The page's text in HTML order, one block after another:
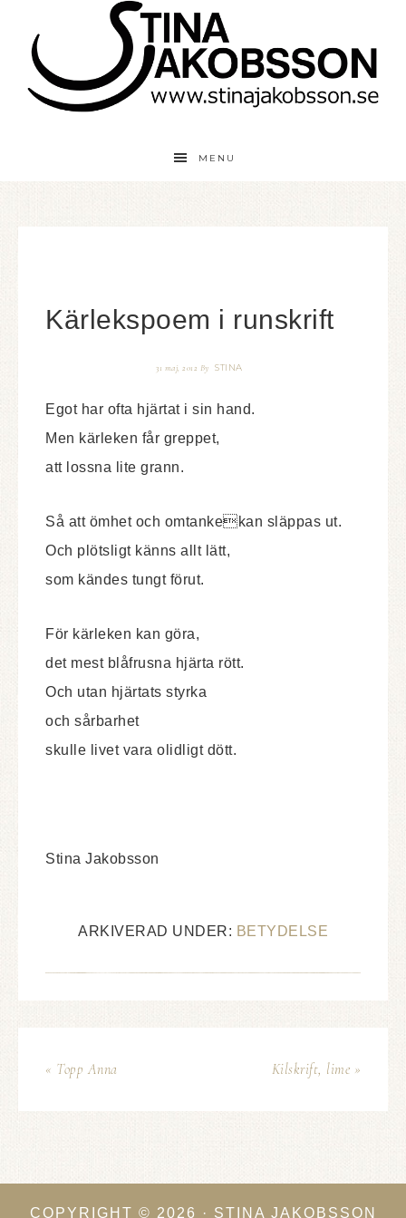
MENU
Kärlekspoem i runskrift
31 maj, 2012 By STINA
Egot har ofta hjärtat i sin hand.
Men kärleken får greppet,
att lossna lite grann.
Så att ömhet och omtankekan släppas ut.
Och plötsligt känns allt lätt,
som kändes tungt förut.
För kärleken kan göra,
det mest blåfrusna hjärta rött.
Och utan hjärtats styrka
och sårbarhet
skulle livet vara olidligt dött.
Stina Jakobsson
ARKIVERAD UNDER: BETYDELSE
« Topp Anna Kilskrift, lime »
COPYRIGHT © 2026 · STINA JAKOBSSON